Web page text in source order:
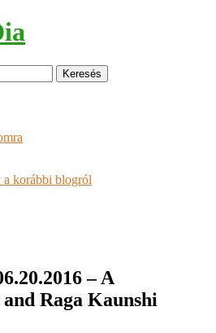
a korábbi blogról
– A
Raga Kaunshi